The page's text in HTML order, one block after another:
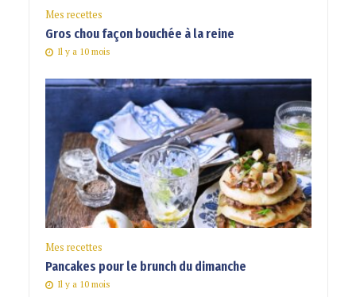
Mes recettes
Gros chou façon bouchée à la reine
Il y a 10 mois
Mes recettes
Pancakes pour le brunch du dimanche
Il y a 10 mois